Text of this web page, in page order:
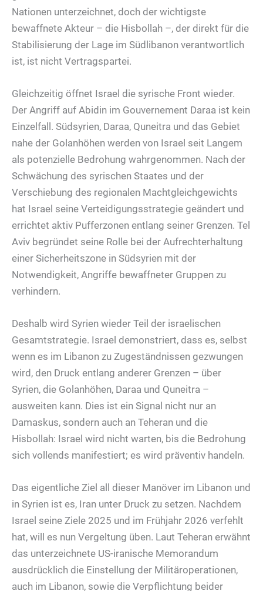
Nationen unterzeichnet, doch der wichtigste
bewaffnete Akteur – die Hisbollah –, der direkt für die
Stabilisierung der Lage im Südlibanon verantwortlich
ist, ist nicht Vertragspartei.
Gleichzeitig öffnet Israel die syrische Front wieder.
Der Angriff auf Abidin im Gouvernement Daraa ist kein
Einzelfall. Südsyrien, Daraa, Quneitra und das Gebiet
nahe der Golanhöhen werden von Israel seit Langem
als potenzielle Bedrohung wahrgenommen. Nach der
Schwächung des syrischen Staates und der
Verschiebung des regionalen Machtgleichgewichts
hat Israel seine Verteidigungsstrategie geändert und
errichtet aktiv Pufferzonen entlang seiner Grenzen. Tel
Aviv begründet seine Rolle bei der Aufrechterhaltung
einer Sicherheitszone in Südsyrien mit der
Notwendigkeit, Angriffe bewaffneter Gruppen zu
verhindern.
Deshalb wird Syrien wieder Teil der israelischen
Gesamtstrategie. Israel demonstriert, dass es, selbst
wenn es im Libanon zu Zugeständnissen gezwungen
wird, den Druck entlang anderer Grenzen – über
Syrien, die Golanhöhen, Daraa und Quneitra –
ausweiten kann. Dies ist ein Signal nicht nur an
Damaskus, sondern auch an Teheran und die
Hisbollah: Israel wird nicht warten, bis die Bedrohung
sich vollends manifestiert; es wird präventiv handeln.
Das eigentliche Ziel all dieser Manöver im Libanon und
in Syrien ist es, Iran unter Druck zu setzen. Nachdem
Israel seine Ziele 2025 und im Frühjahr 2026 verfehlt
hat, will es nun Vergeltung üben. Laut Teheran erwähnt
das unterzeichnete US-iranische Memorandum
ausdrücklich die Einstellung der Militäroperationen,
auch im Libanon, sowie die Verpflichtung beider